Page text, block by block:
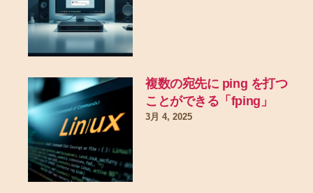
複数の宛先に ping を打つ
ことができる「fping」
3月 4, 2025